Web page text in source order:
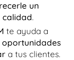
un
calidad.
te ayuda a
oportunidades
a tus clientes.